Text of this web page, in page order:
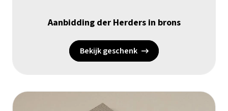
Aanbidding der Herders in brons
Bekijk geschenk